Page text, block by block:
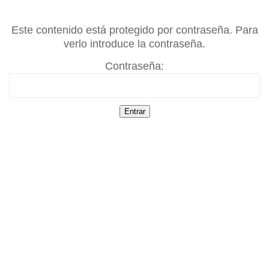
Este contenido está protegido por contraseña. Para
verlo introduce la contraseña.
Contraseña: